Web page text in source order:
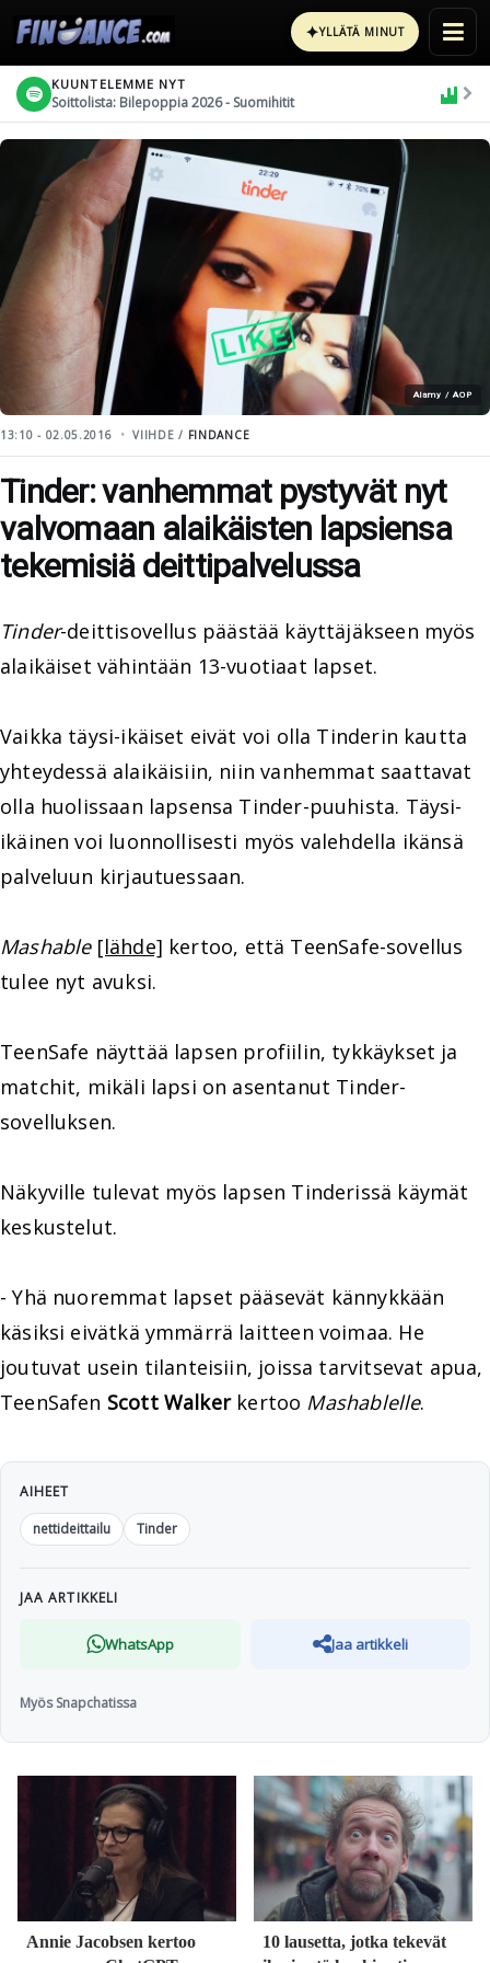
✦YLLÄTÄ MINUT
KUUNTELEMME NYT
Soittolista: Bilepoppia 2026 - Suomihitit
Alamy / AOP
13:10 - 02.05.2016 VIIHDE / FINDANCE
Tinder: vanhemmat pystyvät nyt
valvomaan alaikäisten lapsiensa
tekemisiä deittipalvelussa
Tinder-deittisovellus päästää käyttäjäkseen myös
alaikäiset vähintään 13-vuotiaat lapset.
Vaikka täysi-ikäiset eivät voi olla Tinderin kautta
yhteydessä alaikäisiin, niin vanhemmat saattavat
olla huolissaan lapsensa Tinder-puuhista. Täysi-
ikäinen voi luonnollisesti myös valehdella ikänsä
palveluun kirjautuessaan.
Mashable [lähde] kertoo, että TeenSafe-sovellus
tulee nyt avuksi.
TeenSafe näyttää lapsen profiilin, tykkäykset ja
matchit, mikäli lapsi on asentanut Tinder-
sovelluksen.
Näkyville tulevat myös lapsen Tinderissä käymät
keskustelut.
- Yhä nuoremmat lapset pääsevät kännykkään
käsiksi eivätkä ymmärrä laitteen voimaa. He
joutuvat usein tilanteisiin, joissa tarvitsevat apua,
TeenSafen Scott Walkerkertoo Mashablelle.
AIHEET
nettideittailu
Tinder
JAA ARTIKKELI
WhatsApp Jaa artikkeli
Myös Snapchatissa
Annie Jacobsen kertoo
10 lausetta, jotka tekevät